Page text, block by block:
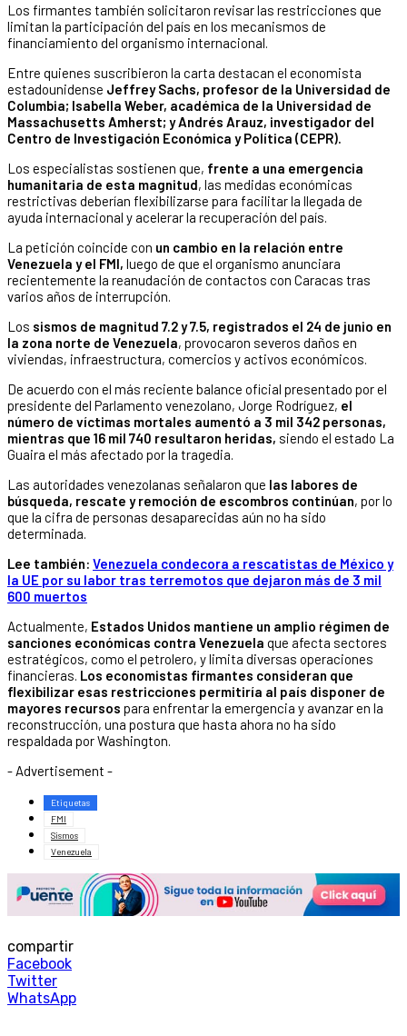
Los firmantes también solicitaron revisar las restricciones que
limitan la participación del país en los mecanismos de
financiamiento del organismo internacional.
Entre quienes suscribieron la carta destacan el economista
estadounidense Jeffrey Sachs, profesor de la Universidad de
Columbia; Isabella Weber, académica de la Universidad de
Massachusetts Amherst; y Andrés Arauz, investigador del
Centro de Investigación Económica y Política (CEPR).
Los especialistas sostienen que, frente a una emergencia
humanitaria de esta magnitud, las medidas económicas
restrictivas deberían flexibilizarse para facilitar la llegada de
ayuda internacional y acelerar la recuperación del país.
La petición coincide con un cambio en la relación entre
Venezuela y el FMI, luego de que el organismo anunciara
recientemente la reanudación de contactos con Caracas tras
varios años de interrupción.
Los sismos de magnitud 7.2 y 7.5, registrados el 24 de junio en
la zona norte de Venezuela, provocaron severos daños en
viviendas, infraestructura, comercios y activos económicos.
De acuerdo con el más reciente balance oficial presentado por el
presidente del Parlamento venezolano, Jorge Rodríguez, el
número de víctimas mortales aumentó a 3 mil 342 personas,
mientras que 16 mil 740 resultaron heridas, siendo el estado La
Guaira el más afectado por la tragedia.
Las autoridades venezolanas señalaron que las labores de
búsqueda, rescate y remoción de escombros continúan, por lo
que la cifra de personas desaparecidas aún no ha sido
determinada.
Lee también: Venezuela condecora a rescatistas de México y
la UE por su labor tras terremotos que dejaron más de 3 mil
600 muertos
Actualmente, Estados Unidos mantiene un amplio régimen de
sanciones económicas contra Venezuela que afecta sectores
estratégicos, como el petrolero, y limita diversas operaciones
financieras. Los economistas firmantes consideran que
flexibilizar esas restricciones permitiría al país disponer de
mayores recursos para enfrentar la emergencia y avanzar en la
reconstrucción, una postura que hasta ahora no ha sido
respaldada por Washington.
- Advertisement -
Etiquetas
FMI
Sismos
Venezuela
compartir
Facebook
Twitter
WhatsApp